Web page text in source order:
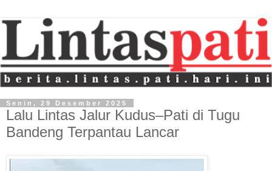
Senin, 29 Desember 2025
Lalu Lintas Jalur Kudus–Pati di Tugu
Bandeng Terpantau Lancar